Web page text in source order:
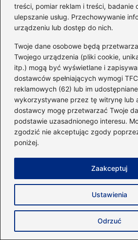
treści, pomiar reklam i treści, badanie
ulepszanie usług. Przechowywanie
urządzeniu lub dostęp do nich.
Twoje dane osobowe będą
Twojego urządzenia (pliki cookie,
itp.) mogą być wyświetlane i
dostawców spełniających wymogi
reklamowych (62) lub im
wykorzystywane przez tę witrynę lub
dostawcy mogę przetwarzać Twoje
podstawie uzasadnionego interesu.
zgodzić nie akceptując zgody
poniżej.
Ustawienia
Odrzuć
Zaakceptuj
Optymalny plan treningu
razy w tygodniu warto
2026-04-23